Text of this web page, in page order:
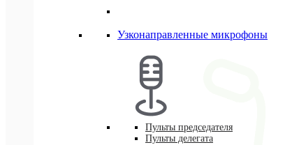
Узконаправленные микрофоны
Пульты председателя
Пульты делегата